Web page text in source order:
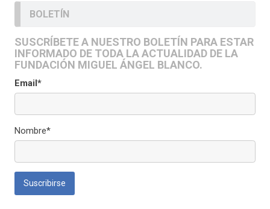
BOLETÍN
SUSCRÍBETE A NUESTRO BOLETÍN PARA ESTAR
INFORMADO DE TODA LA ACTUALIDAD DE LA
FUNDACIÓN MIGUEL ÁNGEL BLANCO.
Email*
Nombre*